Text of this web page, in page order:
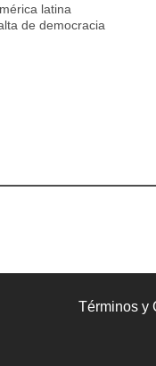
latina
de democracia
Términos y